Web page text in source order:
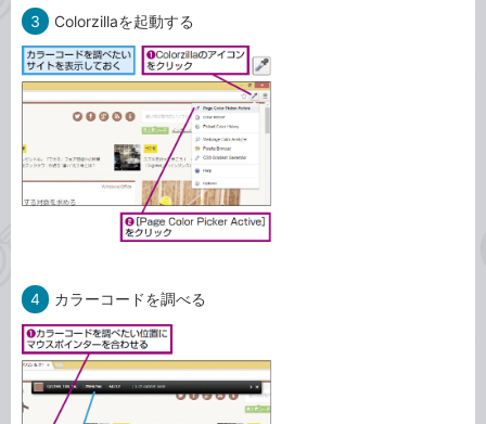
3 Colorzillaを起動する
4 カラーコードを調べる